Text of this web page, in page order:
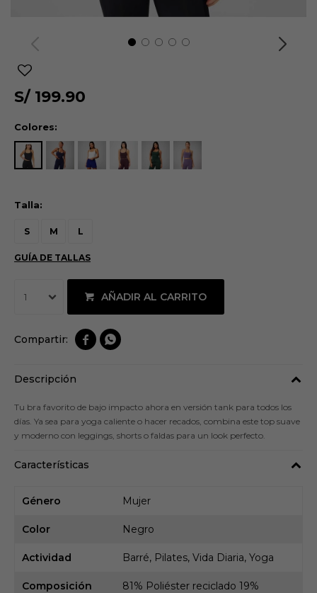
S/ 199.90
Colores:
Talla:
S M L
GUÍA DE TALLAS
1 AÑADIR AL CARRITO
 
Descripción
Tu bra favorito de bajo impacto ahora en versión tank para todos los
días. Ya sea para yoga caliente o hacer recados, combina este top suave
y moderno con leggings, shorts o faldas para un look perfecto.
Características
Género Mujer
Color Negro
Actividad Barré, Pilates, Vida Diaria, Yoga
Composición
81% Poliéster reciclado 19%